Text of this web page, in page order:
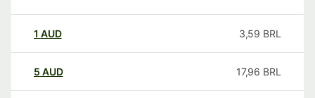
1 AUD 3,59 BRL
5 AUD 17,96 BRL